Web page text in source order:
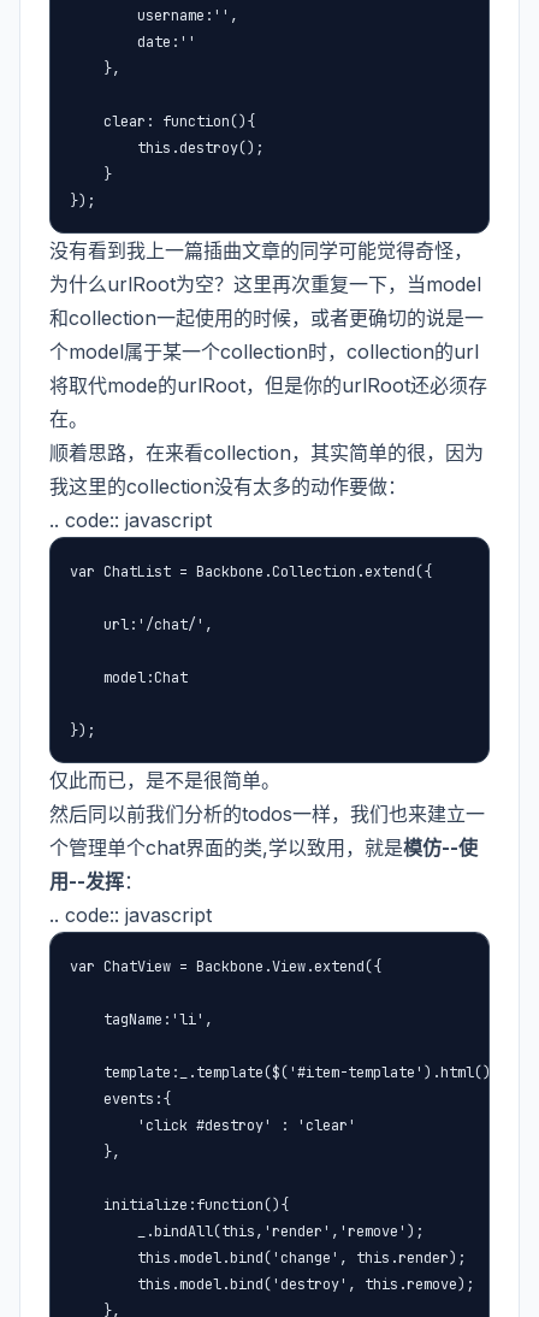
        username:'',
        date:''
    },
    clear: function(){
        this.destroy();
    }
});
没有看到我上一篇插曲文章的同学可能觉得奇怪，
为什么urlRoot为空？这里再次重复一下，当model
和collection一起使用的时候，或者更确切的说是一
个model属于某一个collection时，collection的url
将取代mode的urlRoot，但是你的urlRoot还必须存
在。
顺着思路，在来看collection，其实简单的很，因为
我这里的collection没有太多的动作要做：
.. code:: javascript
var ChatList = Backbone.Collection.extend({
    url:'/chat/',
    model:Chat
});
仅此而已，是不是很简单。
然后同以前我们分析的todos一样，我们也来建立一
个管理单个chat界面的类,学以致用，就是模仿--使
用--发挥：
.. code:: javascript
var ChatView = Backbone.View.extend({
    tagName:'li',
    template:_.template($('#item-template').html()),
    events:{
        'click #destroy' : 'clear'
    },
    initialize:function(){
        _.bindAll(this,'render','remove');
        this.model.bind('change', this.render);
        this.model.bind('destroy', this.remove);
    },